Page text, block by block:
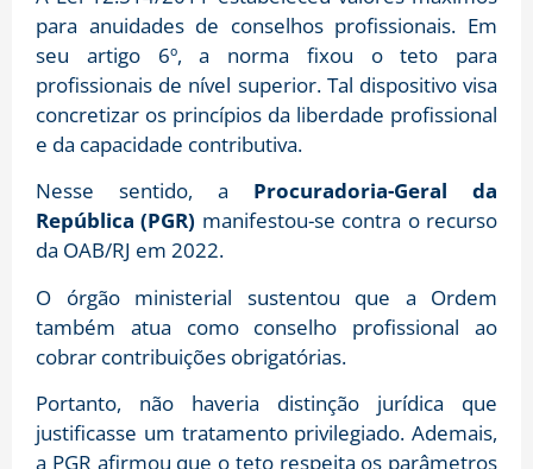
para anuidades de conselhos profissionais. Em
seu artigo 6º, a norma fixou o teto para
profissionais de nível superior. Tal dispositivo visa
concretizar os princípios da liberdade profissional
e da capacidade contributiva.
Nesse sentido, a Procuradoria-Geral da
República (PGR) manifestou-se contra o recurso
da OAB/RJ em 2022.
O órgão ministerial sustentou que a Ordem
também atua como conselho profissional ao
cobrar contribuições obrigatórias.
Portanto, não haveria distinção jurídica que
justificasse um tratamento privilegiado. Ademais,
a PGR afirmou que o teto respeita os parâmetros